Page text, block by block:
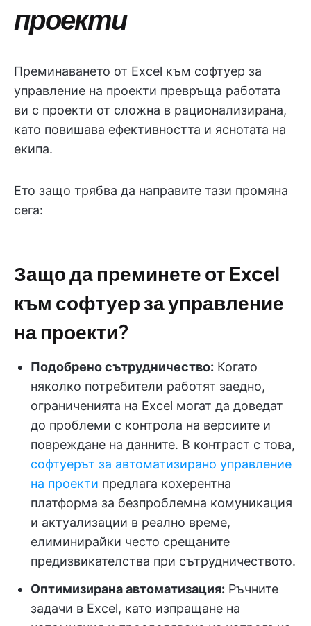
проекти
Преминаването от Excel към софтуер за
управление на проекти превръща работата
ви с проекти от сложна в рационализирана,
като повишава ефективността и яснотата на
екипа.
Ето защо трябва да направите тази промяна
сега:
Защо да преминете от Excel
към софтуер за управление
на проекти?
Подобрено сътрудничество: Когато
няколко потребители работят заедно,
ограниченията на Excel могат да доведат
до проблеми с контрола на версиите и
повреждане на данните. В контраст с това,
софтуерът за автоматизирано управление
на проекти предлага кохерентна
платформа за безпроблемна комуникация
и актуализации в реално време,
елиминирайки често срещаните
предизвикателства при сътрудничеството.
Оптимизирана автоматизация: Ръчните
задачи в Excel, като изпращане на